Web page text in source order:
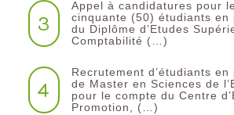
3
Appel à candidatures pour
cinquante (50) étudiants en
du Diplôme d’Etudes
Comptabilité (…)
4
Recrutement d’étudiants
de Master en Sciences de
pour le compte du Centre
Promotion, (…)